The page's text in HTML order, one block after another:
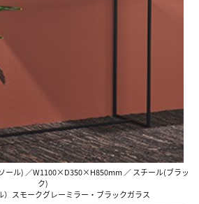
ール) ／W1100×D350×H850mm ／ スチール(ブラッ
ク)
）スモークグレーミラー・ブラックガラス